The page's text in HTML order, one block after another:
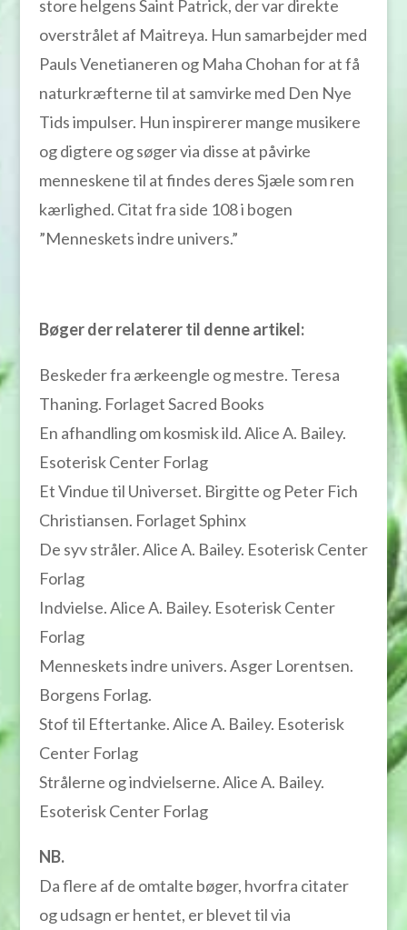
store helgens Saint Patrick, der var direkte
overstrålet af Maitreya. Hun samarbejder med
Pauls Venetianeren og Maha Chohan for at få
naturkræfterne til at samvirke med Den Nye
Tids impulser. Hun inspirerer mange musikere
og digtere og søger via disse at påvirke
menneskene til at findes deres Sjæle som ren
kærlighed. Citat fra side 108 i bogen
”Menneskets indre univers.”
Bøger der relaterer til denne artikel:
Beskeder fra ærkeengle og mestre. Teresa
Thaning. Forlaget Sacred Books
En afhandling om kosmisk ild. Alice A. Bailey.
Esoterisk Center Forlag
Et Vindue til Universet. Birgitte og Peter Fich
Christiansen. Forlaget Sphinx
De syv stråler. Alice A. Bailey. Esoterisk Center
Forlag
Indvielse. Alice A. Bailey. Esoterisk Center
Forlag
Menneskets indre univers. Asger Lorentsen.
Borgens Forlag.
Stof til Eftertanke. Alice A. Bailey. Esoterisk
Center Forlag
Strålerne og indvielserne. Alice A. Bailey.
Esoterisk Center Forlag
NB.
Da flere af de omtalte bøger, hvorfra citater
og udsagn er hentet, er blevet til via